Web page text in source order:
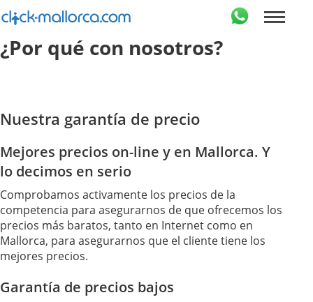
¿Por qué con nosotros?
Nuestra garantía de precio
Mejores precios on-line y en Mallorca. Y
lo decimos en serio
Comprobamos activamente los precios de la
competencia para asegurarnos de que ofrecemos los
precios más baratos, tanto en Internet como en
Mallorca, para asegurarnos que el cliente tiene los
mejores precios.
Garantía de precios bajos